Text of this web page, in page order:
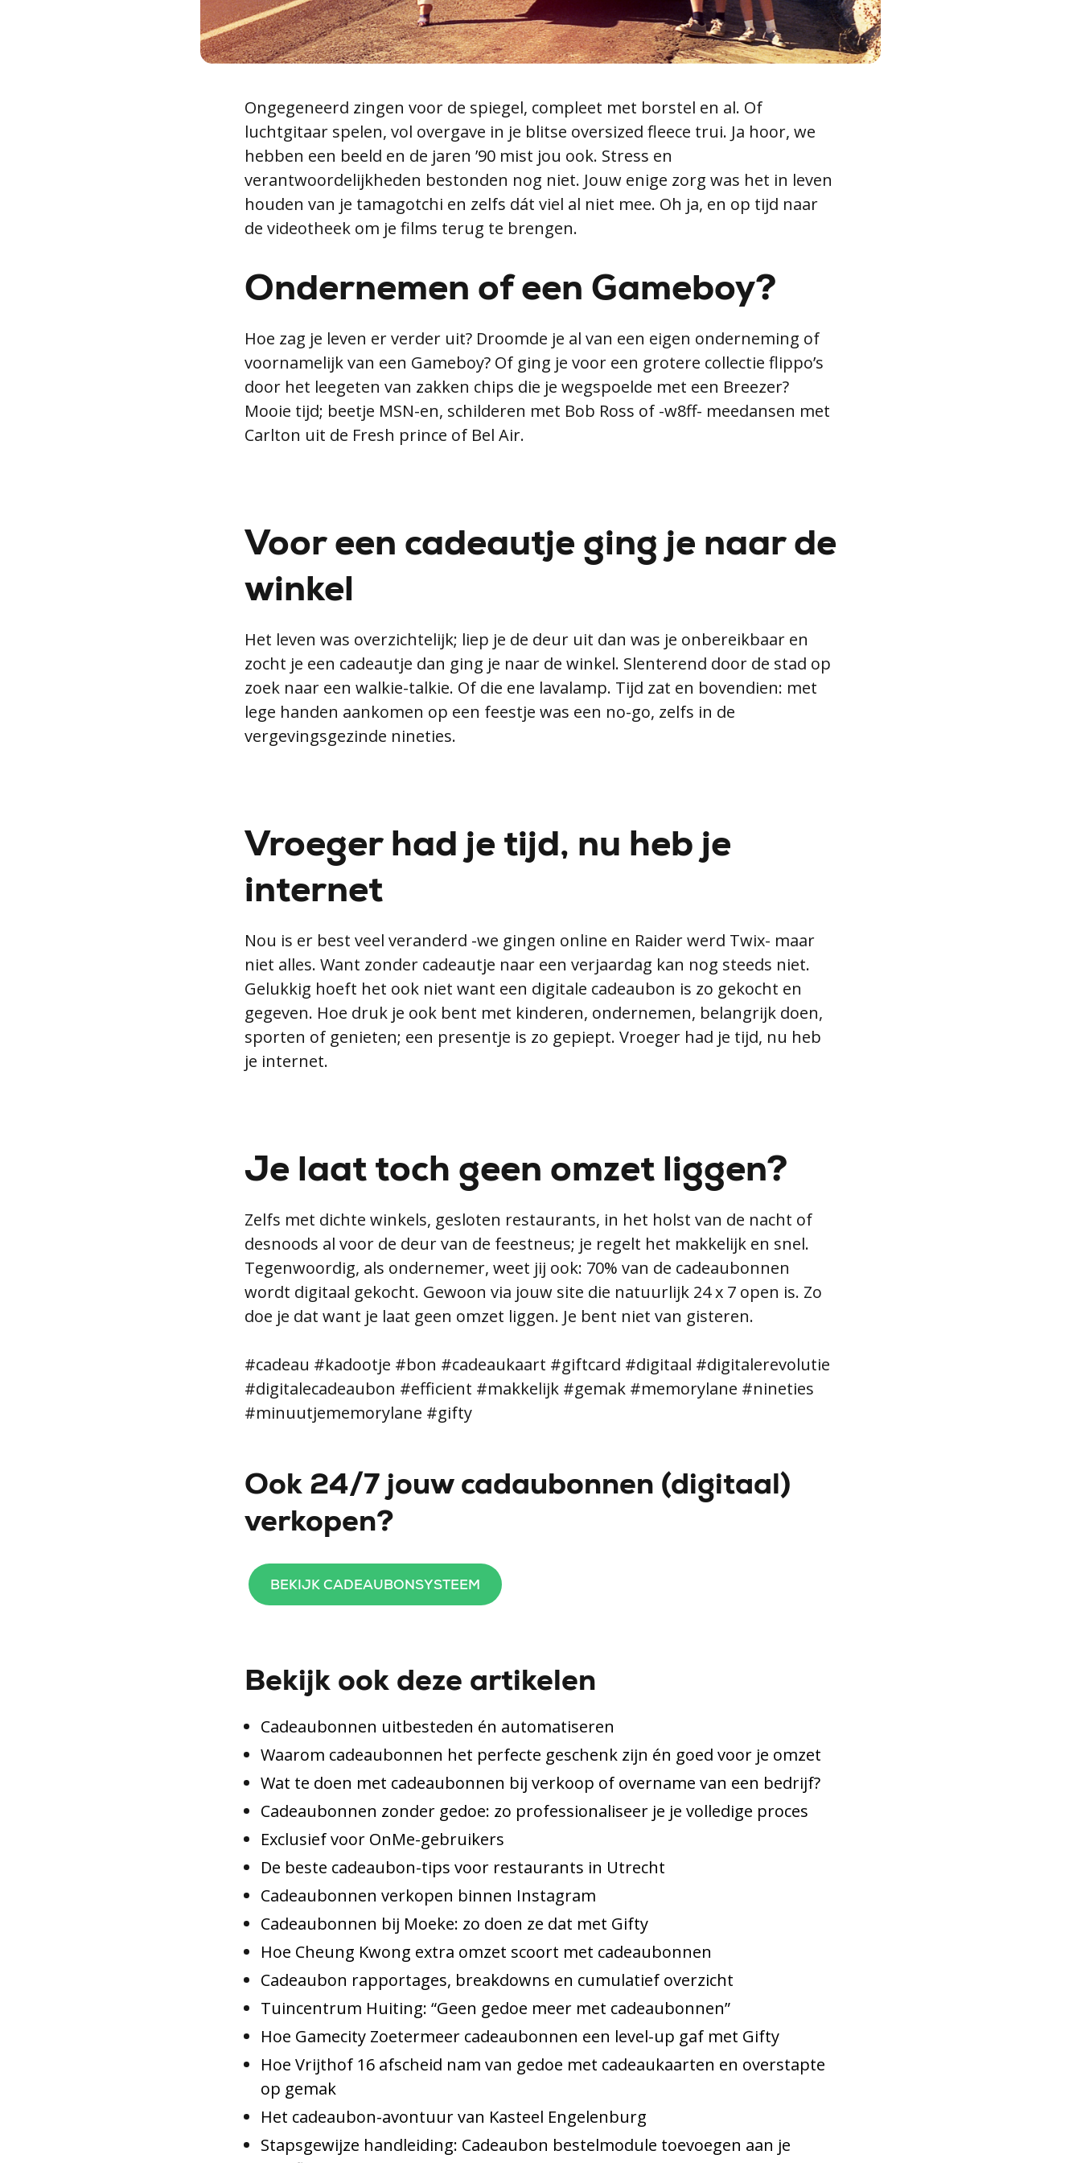
Ongegeneerd zingen voor de spiegel, compleet met borstel en al. Of
luchtgitaar spelen, vol overgave in je blitse oversized fleece trui. Ja hoor, we
hebben een beeld en de jaren ’90 mist jou ook. Stress en
verantwoordelijkheden bestonden nog niet. Jouw enige zorg was het in leven
houden van je tamagotchi en zelfs dát viel al niet mee. Oh ja, en op tijd naar
de videotheek om je films terug te brengen.
Ondernemen of een Gameboy?
Hoe zag je leven er verder uit? Droomde je al van een eigen onderneming of
voornamelijk van een Gameboy? Of ging je voor een grotere collectie flippo’s
door het leegeten van zakken chips die je wegspoelde met een Breezer?
Mooie tijd; beetje MSN-en, schilderen met Bob Ross of -w8ff- meedansen met
Carlton uit de Fresh prince of Bel Air.
Voor een cadeautje ging je naar de
winkel
Het leven was overzichtelijk; liep je de deur uit dan was je onbereikbaar en
zocht je een cadeautje dan ging je naar de winkel. Slenterend door de stad op
zoek naar een walkie-talkie. Of die ene lavalamp. Tijd zat en bovendien: met
lege handen aankomen op een feestje was een no-go, zelfs in de
vergevingsgezinde nineties.
Vroeger had je tijd, nu heb je
internet
Nou is er best veel veranderd -we gingen online en Raider werd Twix- maar
niet alles. Want zonder cadeautje naar een verjaardag kan nog steeds niet.
Gelukkig hoeft het ook niet want een digitale cadeaubon is zo gekocht en
gegeven. Hoe druk je ook bent met kinderen, ondernemen, belangrijk doen,
sporten of genieten; een presentje is zo gepiept. Vroeger had je tijd, nu heb
je internet.
Je laat toch geen omzet liggen?
Zelfs met dichte winkels, gesloten restaurants, in het holst van de nacht of
desnoods al voor de deur van de feestneus; je regelt het makkelijk en snel.
Tegenwoordig, als ondernemer, weet jij ook: 70% van de cadeaubonnen
wordt digitaal gekocht. Gewoon via jouw site die natuurlijk 24 x 7 open is. Zo
doe je dat want je laat geen omzet liggen. Je bent niet van gisteren.
#cadeau #kadootje #bon #cadeaukaart #giftcard #digitaal #digitalerevolutie
#digitalecadeaubon #efficient #makkelijk #gemak #memorylane #nineties
#minuutjememorylane #gifty
Ook 24/7 jouw cadaubonnen (digitaal)
verkopen?
BEKIJK CADEAUBONSYSTEEM
Bekijk ook deze artikelen
Cadeaubonnen uitbesteden én automatiseren
Waarom cadeaubonnen het perfecte geschenk zijn én goed voor je omzet
Wat te doen met cadeaubonnen bij verkoop of overname van een bedrijf?
Cadeaubonnen zonder gedoe: zo professionaliseer je je volledige proces
Exclusief voor OnMe-gebruikers
De beste cadeaubon-tips voor restaurants in Utrecht
Cadeaubonnen verkopen binnen Instagram
Cadeaubonnen bij Moeke: zo doen ze dat met Gifty
Hoe Cheung Kwong extra omzet scoort met cadeaubonnen
Cadeaubon rapportages, breakdowns en cumulatief overzicht
Tuincentrum Huiting: “Geen gedoe meer met cadeaubonnen”
Hoe Gamecity Zoetermeer cadeaubonnen een level-up gaf met Gifty
Hoe Vrijthof 16 afscheid nam van gedoe met cadeaukaarten en overstapte
op gemak
Het cadeaubon-avontuur van Kasteel Engelenburg
Stapsgewijze handleiding: Cadeaubon bestelmodule toevoegen aan je